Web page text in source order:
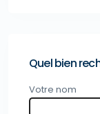
Quel bien
Votre nom